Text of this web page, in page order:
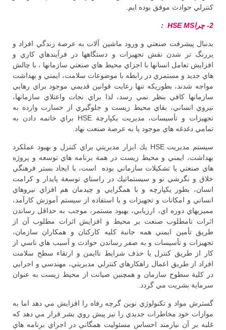
كنترلي حوادث موفق بوده ايم.
2- چراHSE MS
:
بدنبال پيشرفت صنعتي و ورود ماشين آلات به عرصة زندگي افراد و
پررنگ تر شدن نقش تجهيزات و دستگاهها در فرآيندهاي كاري و
افزايش تعامل انسانها با اجزاي محيط هاي صنعتي سازمانها ، با چالش
هاي جديد و مستمري در رابطه با موضوعات سلامت، ايمني و بهداشت
مواجه شدند، بطوريكه تنها رعايت قوانين قديمي موجود براي رهايي
سازمانها كافي بنظر نمي رسد، لذا براي نجات واعتلاي سازمانها،
نيروي انساني، بقاي محيط زيست و جلوگيري از خسارت وارده به
تجهيزات و تأسيسات، مديريت يكپارچة HSE براي خاتمه دادن به
تمامي دغدغه هاي موجود پا به عرصة صنعت نهاد.
سيستم مديريت HSE يك ابزار مديريتي براي كنترل و بهبود عملكرد
بهداشت، ايمني و محيط زيست در همة برنامه هاي توسعه و پروژه
هاي صنعتي يا تشكيلات سازماني بوده است، با ايجاد بستر فرهنگي
خلاق و نگرشي نو و سيستماتيك در راستاي توسعة پايدار و كرامت
انسان، بطور يكپارچه و با همگرايي و چيدمان هم افزاي نيروهاي
انساني و امكانات و تجهيزات و با استفاده از سيستم آموزش كارآمد،
مميزيهاي دوره اي، ارزيابي، بهبود مستمر، موجب به حداقل رساندن
اثرات نامطلوب صنعت بر محيط و افزايش اثرات مطلوب آن از
طريق تأمين ايمني همه جانبة كليه كاركنان و همكاران سازمان،
تجهيزات و تأسيسات و به صفر رساندن حوادث و آسيب هاي ناسي از
كار از طريق كنترل يا حذف شرايط ناايمن و ارتقاء سطح سلامت
افراد از طريق اعمال راهكارهاي كنترلي مديريتي، مهندسي و اجرايي
در كلية سطوح سازمان و همچنين صيانت از محيط زيست به عنوان
سرماية بشريت مي گردد.
گسترش مواد و تكنولوژي نوين گرچه رفاه را افزايش مي دهد اما به
موازات خود مخاطرات جديدي را نيز پيش روي بشر قرار مي دهد كه
غلبه بر آن نيازمند احساس مسئوليت همگاني در اجراي برنامه هاي